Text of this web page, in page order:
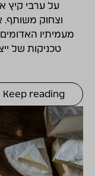
על ערבי קיץ
וצחוק משותף.
מעמיתיו
טכניקות של
Keep reading